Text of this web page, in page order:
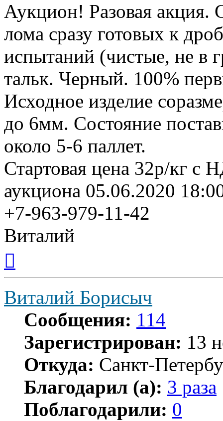
Аукцион! Разовая
лома сразу готовых к
испытаний (чистые, не в
тальк. Черный. 100%
Исходное изделие
до 6мм. Состояние
около 5-6 паллет.
Стартовая цена 32р/кг с
аукциона 05.06.2020
+7-963-979-11-42
Виталий
началу
Виталий Борисыч
Сообщения: 114
Зарегистрирован: 13
Откуда: Санкт-
Благодарил (а): 3 раза
Поблагодарили: 0